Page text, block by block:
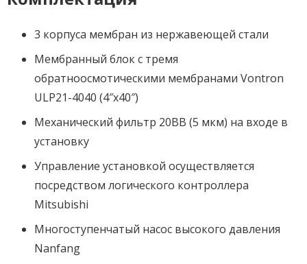
3 корпуса мембран из нержавеющей стали
Мембранный блок с тремя
обратноосмотическими мембранами Vontron
ULP21-4040 (4″x40″)
Механический фильтр 20BB (5 мкм) на входе в
установку
Управление установкой осуществляется
посредством логического контроллера
Mitsubishi
Многоступенчатый насос высокого давления
Nanfang